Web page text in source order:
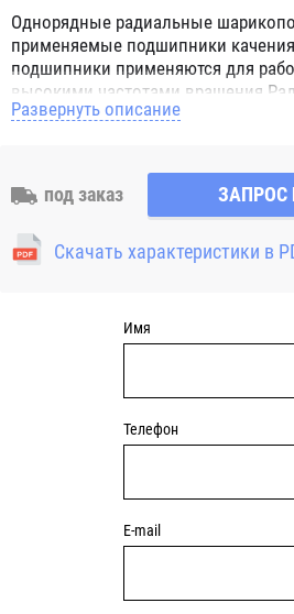
Однорядные радиальные
применяемые подшипники
подшипники применяются для
высокими частотами
шарикоподшипники обозначением
обозначением 2RS 2RS1 2RSH
контактные уплотнения из
(NBR) и пригодны для средних
поставляются подшипники с
Развернуть описание
под заказ ЗАПРОС
Скачать характеристики в
Имя
Телефон
E-mail